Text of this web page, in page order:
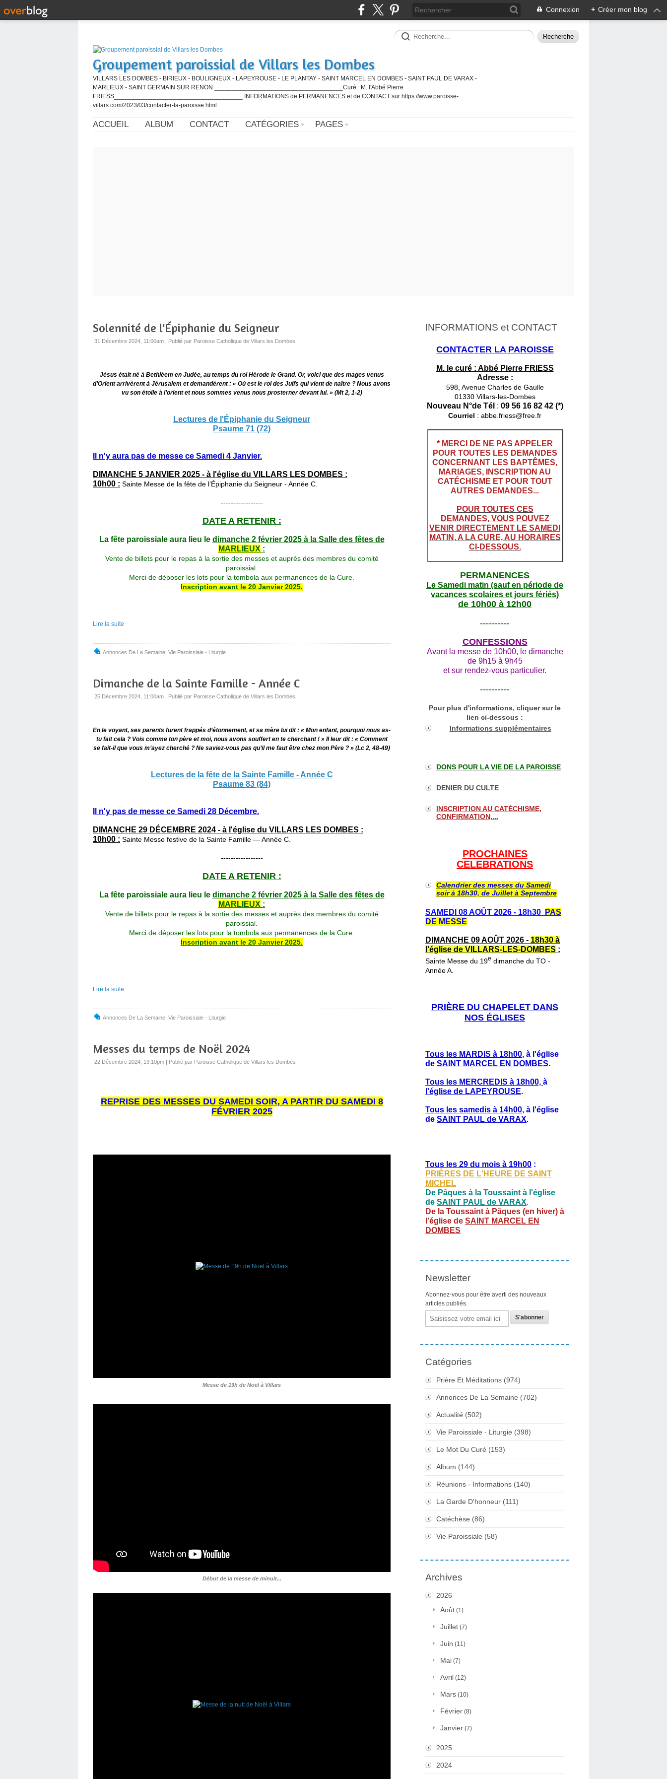
Connexion + Créer mon blog
Groupement paroissial de Villars les Dombes
VILLARS LES DOMBES - BIRIEUX - BOULIGNEUX - LAPEYROUSE - LE PLANTAY - SAINT MARCEL EN DOMBES - SAINT PAUL DE VARAX -
MARLIEUX - SAINT GERMAIN SUR RENON _____________________________________Curé : M. l'Abbé Pierre
FRIESS_____________________________________ INFORMATIONS de PERMANENCES et de CONTACT sur https://www.paroisse-
villars.com/2023/03/contacter-la-paroisse.html
ACCUEIL ALBUM CONTACT CATÉGORIES PAGES
Solennité de l'Épiphanie du Seigneur
31 Décembre 2024, 11:00am | Publié par Paroisse Catholique de Villars les Dombes
Jésus était né à Bethléem en Judée, au temps du roi Hérode le Grand. Or, voici que des mages venus
d’Orient arrivèrent à Jérusalem et demandèrent : « Où est le roi des Juifs qui vient de naître ? Nous avons
vu son étoile à l’orient et nous sommes venus nous prosterner devant lui. » (Mt 2, 1-2)
Lectures de l'Épiphanie du Seigneur
Psaume 71 (72)
Il n'y aura pas de messe ce Samedi 4 Janvier.
DIMANCHE 5 JANVIER 2025 - à l'église du VILLARS LES DOMBES :
10h00 : Sainte Messe de la fête de l’Épiphanie du Seigneur - Année C.
-----------------
DATE A RETENIR :
La fête paroissiale aura lieu le dimanche 2 février 2025à la Salle des fêtes de
MARLIEUX :
Vente de billets pour le repas à la sortie des messes et auprès des membres du comité
paroissial.
Merci de déposer les lots pour la tombola aux permanences de la Cure.
Inscription avant le 20 Janvier 2025.
Lire la suite
Annonces De La Semaine Vie Paroissiale - Liturgie
Dimanche de la Sainte Famille - Année C
25 Décembre 2024, 11:00am | Publié par Paroisse Catholique de Villars les Dombes
En le voyant, ses parents furent frappés d’étonnement, et sa mère lui dit : « Mon enfant, pourquoi nous as-
tu fait cela ? Vois comme ton père et moi, nous avons souffert en te cherchant ! » Il leur dit : « Comment
se fait-il que vous m’ayez cherché ? Ne saviez-vous pas qu’il me faut être chez mon Père ? » (Lc 2, 48-49)
Lectures de la fête de la Sainte Famille - Année C
Psaume 83 (84)
Il n'y pas de messe ce Samedi 28 Décembre.
DIMANCHE 29 DÉCEMBRE 2024 - à l'église du VILLARS LES DOMBES :
10h00 : Sainte Messe festive de la Sainte Famille — Année C.
-----------------
DATE A RETENIR :
La fête paroissiale aura lieu le dimanche 2 février 2025à la Salle des fêtes de
MARLIEUX :
Vente de billets pour le repas à la sortie des messes et auprès des membres du comité
paroissial.
Merci de déposer les lots pour la tombola aux permanences de la Cure.
Inscription avant le 20 Janvier 2025.
Lire la suite
Annonces De La Semaine Vie Paroissiale - Liturgie
Messes du temps de Noël 2024
22 Décembre 2024, 13:10pm | Publié par Paroisse Catholique de Villars les Dombes
REPRISE DES MESSES DU SAMEDI SOIR, A PARTIR DU SAMEDI 8
FÉVRIER 2025
Messe de 19h de Noël à Villars
Début de la messe de minuit...
INFORMATIONS et CONTACT
CONTACTER LA PAROISSE
M. le curé : Abbé Pierre FRIESS
Adresse :
598, Avenue Charles de Gaulle
01330 Villars-les-Dombes
Nouveau N°de Tél : 09 56 16 82 42 (*)
Courriel : abbe.friess@free.fr
* MERCI DE NE PAS APPELER
POUR TOUTES LES DEMANDES
CONCERNANT LES BAPTÊMES,
MARIAGES, INSCRIPTION AU
CATÉCHISME ET POUR TOUT
AUTRES DEMANDES...
POUR TOUTES CES
DEMANDES, VOUS POUVEZ
VENIR DIRECTEMENT LE SAMEDI
MATIN, A LA CURE, AU HORAIRES
CI-DESSOUS.
PERMANENCES
Le Samedi matin (sauf en période de
vacances scolaires et jours fériés)
de 10h00 à 12h00
----------
CONFESSIONS
Avant la messe de 10h00, le dimanche
de 9h15 à 9h45
et sur rendez-vous particulier.
----------
Pour plus d'informations, cliquer sur le
lien ci-dessous :
Informations supplémentaires
DONS POUR LA VIE DE LA PAROISSE
DENIER DU CULTE
INSCRIPTION AU CATÉCHISME,
CONFIRMATION,...
PROCHAINES
CELEBRATIONS
Calendrier des messes du Samedi
soir à 18h30, de Juillet à Septembre
SAMEDI 08 AOÛT 2026 - 18h30
PAS
DE MESSE
DIMANCHE 09 AOÛT 2026 - 18h30 à
l'église de VILLARS-LES-DOMBES :
Sainte Messe du 19e dimanche du TO -
Année A.
PRIÈRE DU CHAPELET DANS
NOS ÉGLISES
Tous les MARDIS à 18h00, à l'église
de SAINT MARCEL EN DOMBES.
Tous les MERCREDIS à 18h00, à
l'église de LAPEYROUSE.
Tous les samedis à 14h00, à l'église
de SAINT PAUL de VARAX.
Tous les 29 du mois à 19h00 :
PRIÈRES DE L'HEURE DE SAINT
MICHEL
De Pâques à la Toussaint à l'église
de SAINT PAUL de VARAX.
De la Toussaint à Pâques (en hiver) à
l'église de SAINT MARCEL EN
DOMBES
Newsletter
Abonnez-vous pour être averti des nouveaux
articles publiés.
Email
Catégories
Prière Et Méditations (974)
Annonces De La Semaine (702)
Actualité (502)
Vie Paroissiale - Liturgie (398)
Le Mot Du Curé (153)
Album (144)
Réunions - Informations (140)
La Garde D'honneur (111)
Catéchèse (86)
Vie Paroissiale (58)
Archives
2026
Août (1)
Juillet (7)
Juin (11)
Mai (7)
Avril (12)
Mars (10)
Février (8)
Janvier (7)
2025
2024